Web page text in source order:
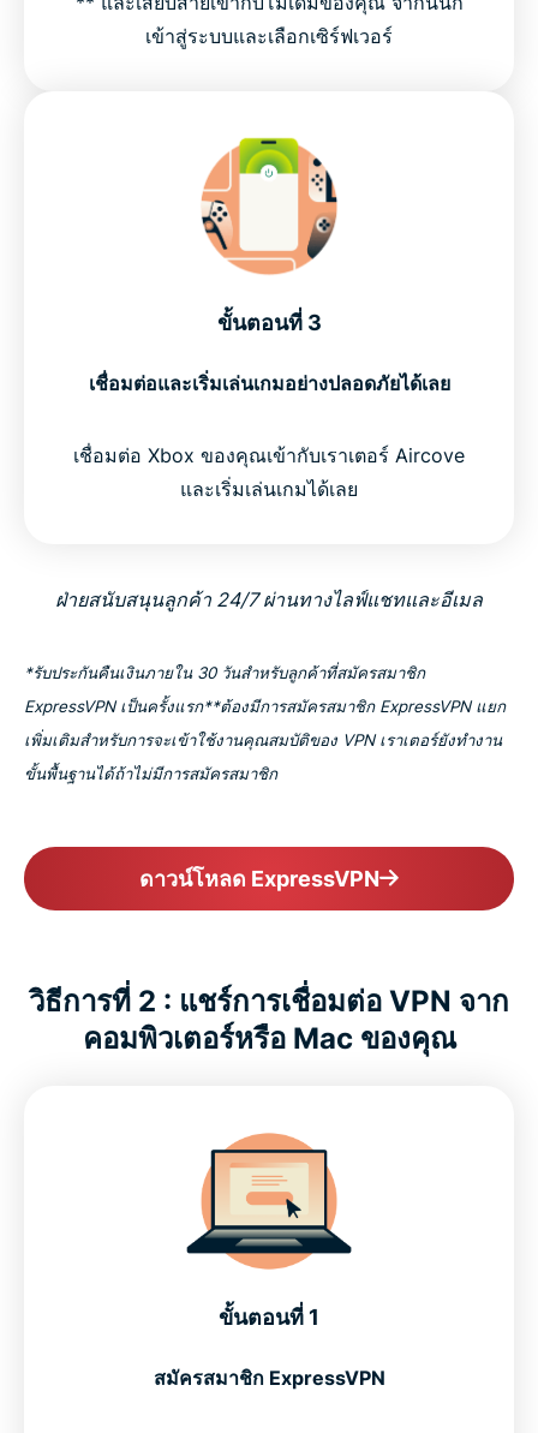
เข้าสู่ระบบและเลือกเซิร์ฟเวอร์
ขั้นตอนที่ 3
เชื่อมต่อและเริ่มเล่นเกมอย่างปลอดภัยได้เลย
เชื่อมต่อ Xbox ของคุณเข้ากับเราเตอร์ Aircove
และเริ่มเล่นเกมได้เลย
ฝ่ายสนับสนุนลูกค้า 24/7 ผ่านทางไลฟ์แชทและอีเมล
*รับประกันคืนเงินภายใน 30 วันสำหรับลูกค้าที่สมัครสมาชิก
ExpressVPN เป็นครั้งแรก**ต้องมีการสมัครสมาชิก ExpressVPN แยก
เพิ่มเติมสำหรับการจะเข้าใช้งานคุณสมบัติของ VPN เราเตอร์ยังทำงาน
ขั้นพื้นฐานได้ถ้าไม่มีการสมัครสมาชิก
ดาวน์โหลด ExpressVPN
วิธีการที่ 2 : แชร์การเชื่อมต่อ VPN จาก
คอมพิวเตอร์หรือ Mac ของคุณ
ขั้นตอนที่ 1
สมัครสมาชิก ExpressVPN